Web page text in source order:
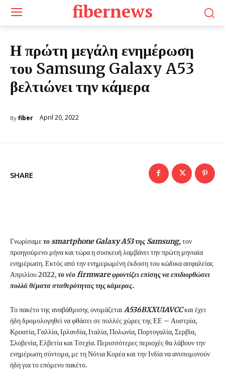
fibernews
Η πρώτη μεγάλη ενημέρωση
του Samsung Galaxy A53
βελτιώνει την κάμερα
By fiber April 20, 2022
SHARE
Γνωρίσαμετο smartphone Galaxy A53 της Samsung,τον
προηγούμενο μήνα και τώρα η συσκευή λαμβάνει την πρώτη μηνιαία
ενημέρωση. Εκτός από την ενημερωμένη έκδοση του κώδικα ασφαλείας
Απριλίου 2022,το νέο firmware φροντίζει επίσης να επιδιορθώσει
πολλά θέματα σταθερότητας της κάμερας.
Το πακέτο της αναβάθμισης ονομάζεται A536BXXU1AVCCκαι έχει
ήδη δρομολογηθεί να φθάσει σε πολλές χώρες της ΕΕ – Αυστρία,
Κροατία, Γαλλία, Ιρλανδία, Ιταλία, Πολωνία, Πορτογαλία, Σερβία,
Σλοβενία, Ελβετία και Τσεχία. Περισσότερες περιοχές θα λάβουν την
ενημέρωση σύντομα, με τη Νότια Κορέα και την Ινδία να ανυπομονούν
ήδη για το επόμενο πακέτο.